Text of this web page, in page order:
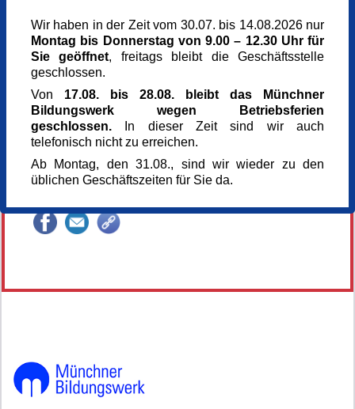
St. Markus
Gabelsberger Str. 6
80333 München
München
Kursgebühr
120 €
Referent_in
Dagmar Bosch M.A.
Dipl.- Des.; Kunsthistorikerin
Kursnummer
166157
Wir haben in der Zeit vom 30.07. bis 14.08.2026 nur
Montag bis Donnerstag von 9.00 – 12.30 Uhr für
Sie geöffnet, freitags bleibt die Geschäftsstelle
geschlossen.
Von 17.08. bis 28.08. bleibt das Münchner
Bildungswerk wegen Betriebsferien
geschlossen. In dieser Zeit sind wir auch
telefonisch nicht zu erreichen.
Ab Montag, den 31.08., sind wir wieder zu den
üblichen Geschäftszeiten für Sie da.